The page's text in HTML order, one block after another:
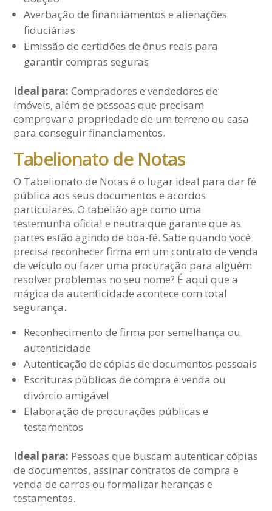
Averbação de financiamentos e alienações
fiduciárias
Emissão de certidões de ônus reais para
garantir compras seguras
Ideal para: Compradores e vendedores de
imóveis, além de pessoas que precisam
comprovar a propriedade de um terreno ou casa
para conseguir financiamentos.
Tabelionato de Notas
O Tabelionato de Notas é o lugar ideal para dar fé
pública aos seus documentos e acordos
particulares. O tabelião age como uma
testemunha oficial e neutra que garante que as
partes estão agindo de boa-fé. Sabe quando você
precisa reconhecer firma em um contrato de venda
de veículo ou fazer uma procuração para alguém
resolver problemas no seu nome? É aqui que a
mágica da autenticidade acontece com total
segurança.
Reconhecimento de firma por semelhança ou
autenticidade
Autenticação de cópias de documentos pessoais
Escrituras públicas de compra e venda ou
divórcio amigável
Elaboração de procurações públicas e
testamentos
Ideal para: Pessoas que buscam autenticar cópias
de documentos, assinar contratos de compra e
venda de carros ou formalizar heranças e
testamentos.